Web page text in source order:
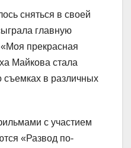
сняться в своей
главную
прекрасная
Майкова стала
съемках в различных
с участием
«Развод по-